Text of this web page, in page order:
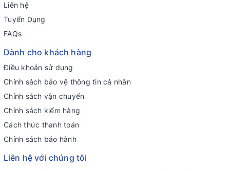
Liên hệ
Tuyển Dụng
FAQs
Dành cho khách hàng
Điều khoản sử dụng
Chính sách bảo vệ thông tin cá nhân
Chính sách vận chuyển
Chính sách kiểm hàng
Cách thức thanh toán
Chính sách bảo hành
Liên hệ với chúng tôi